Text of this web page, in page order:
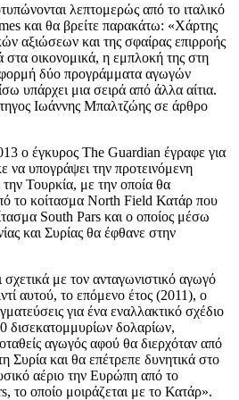
λεπτομερώς από το ιταλικό
και θα βρείτε παρακάτω: «Χάρτης
αξιώσεων και της σφαίρας επιρροής
οικονομικά, η εμπλοκή της στη
δύο προγράμματα αγωγών
υπάρχει μια σειρά από άλλα αίτια.
Ιωάννης Μπαλτζώης σε άρθρο
ο έγκυρος The Guardian έγραφε για
υπογράψει την προτεινόμενη
Τουρκία, με την οποία θα
το κοίτασμα North Field Κατάρ που
South Pars και ο οποίος μέσω
και Συρίας θα έφθανε στην
με τον ανταγωνιστικό αγωγό
αυτού, το επόμενο έτος (2011), ο
για ένα εναλλακτικό σχέδιο
δισεκατομμυρίων δολαρίων,
αγωγός αφού θα διερχόταν από
Συρία και θα επέτρεπε δυνητικά στο
αέριο την Ευρώπη από το
το οποίο μοιράζεται με το Κατάρ».